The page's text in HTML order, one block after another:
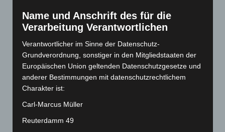
Juni 2024(107)
Mai 2024
(149)
April 2024(102)
März 2024(103)
Februar 2024(103)
Januar 2024
(111)
Name und Anschrift des für die
Verarbeitung Verantwortlichen
Verantwortlicher im Sinne der Datenschutz-
Grundverordnung, sonstiger in den Mitgliedstaaten der
Europäischen Union geltenden Datenschutzgesetze und
anderer Bestimmungen mit datenschutzrechtlichem
Charakter ist:
Carl-Marcus Müller
Reuterdamm 49